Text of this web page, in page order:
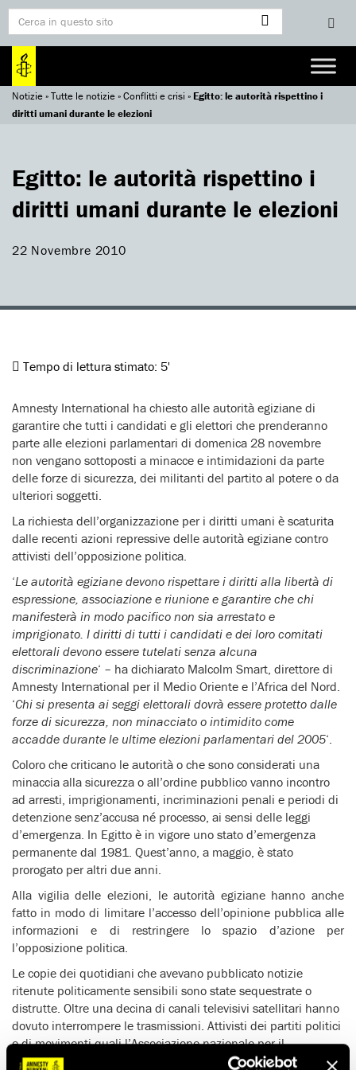
Notizie»Tutte le notizie»Conflitti e crisi »Egitto: le autorità rispettino i
diritti umani durante le elezioni
Egitto: le autorità rispettino i
diritti umani durante le elezioni
22 Novembre 2010
Tempo di lettura stimato: 5'
Amnesty International ha chiesto alle autorità egiziane di
garantire che tutti i candidati e gli elettori che prenderanno
parte alle elezioni parlamentari di domenica 28 novembre
non vengano sottoposti a minacce e intimidazioni da parte
delle forze di sicurezza, dei militanti del partito al potere o da
ulteriori soggetti.
La richiesta dell’organizzazione per i diritti umani è scaturita
dalle recenti azioni repressive delle autorità egiziane contro
attivisti dell’opposizione politica.
‘Le autorità egiziane devono rispettare i diritti alla libertà di
espressione, associazione e riunione e garantire che chi
manifesterà in modo pacifico non sia arrestato e
imprigionato. I diritti di tutti i candidati e dei loro comitati
elettorali devono essere tutelati senza alcuna
discriminazione‘ – ha dichiarato Malcolm Smart, direttore di
Amnesty International per il Medio Oriente e l’Africa del Nord.
‘Chi si presenta ai seggi elettorali dovrà essere protetto dalle
forze di sicurezza, non minacciato o intimidito come
accadde durante le ultime elezioni parlamentari del 2005‘.
Coloro che criticano le autorità o che sono considerati una
minaccia alla sicurezza o all’ordine pubblico vanno incontro
ad arresti, imprigionamenti, incriminazioni penali e periodi di
detenzione senz’accusa né processo, ai sensi delle leggi
d’emergenza. In Egitto è in vigore uno stato d’emergenza
permanente dal 1981. Quest’anno, a maggio, è stato
prorogato per altri due anni.
Alla vigilia delle elezioni, le autorità egiziane hanno anche
fatto in modo di limitare l’accesso dell’opinione pubblica alle
informazioni e di restringere lo spazio d’azione per
l’opposizione politica.
Le copie dei quotidiani che avevano pubblicato notizie
ritenute politicamente sensibili sono state sequestrate o
distrutte. Oltre una decina di canali televisivi satellitari hanno
dovuto interrompere le trasmissioni. Attivisti dei partiti politici
e di movimenti quali l’Associazione nazionale per il
cambiamento (che chiede riforme politiche tali da consentire